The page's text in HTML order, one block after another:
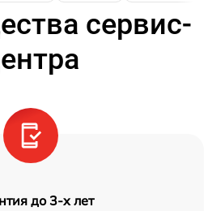
сервис-
до 3-х лет